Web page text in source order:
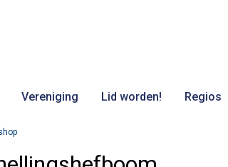
Vereniging Lid worden! Regios